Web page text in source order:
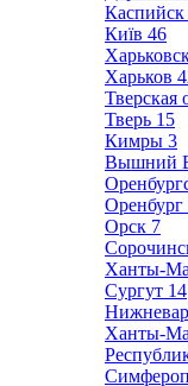
Каспийск
Київ 46
Харьков
Тверская
Тверь 15
Кимры 3
Вышний
Оренбург
Орск 7
Ханты-
Сургут 14
Ханты-